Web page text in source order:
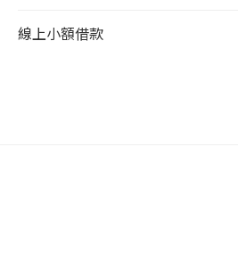
線上小額借款